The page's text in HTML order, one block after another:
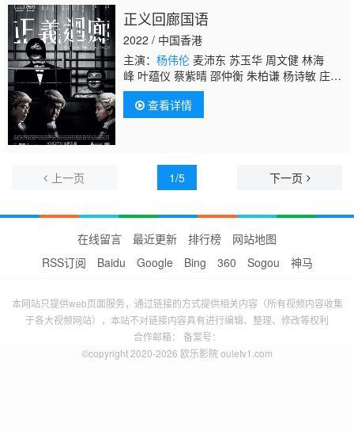
正义回廊国语
2022 / 中国香港
主演： 杨伟伦麦沛东 苏玉华 周文健 林海
峰 叶蕴仪 蔡紫晴 邵仲衡 朱柏谦 杨诗敏 庄韵
澄 区绍熙 陈甘凤 陈桂芬 区焯文 黄宇诗 钟雪
莹 邱万城 林善 黄华和 张凯娸 王雍泰 柯驿
谊 梁雍婷 张同祖 邓月平 孙禾颐
查看详情
上一页 1/5 下一页
在线留言 最近更新 排行榜
网站地图
RSS订阅
Baidu Google Bing 360 Sogou 神马
本网站只提供web页面服务，通过链接的方式提供相关内容（所有视频内容收集
于各大视频网站），本站不对链接内容具有进行编辑、整理、修改等权利
合作邮箱： 备案号：
©copyright 2020-2026 欧乐影院 ouletv1.com